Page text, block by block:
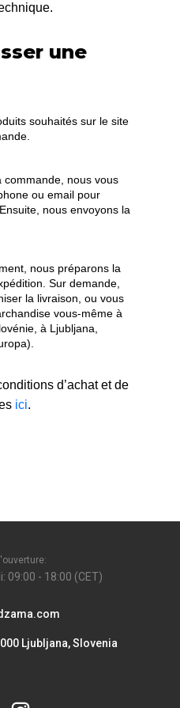
une
souhaités sur le site
commande, nous vous
ou email pour
nous envoyons la
nous préparons la
Sur demande,
la livraison, ou vous
vous-même à
à Ljubljana,
d’achat et de
ici.
09:00 - 18:00 (CET)
Ljubljana, Slovenia